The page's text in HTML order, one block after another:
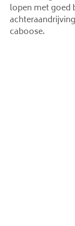
lopen met goed
caboose.